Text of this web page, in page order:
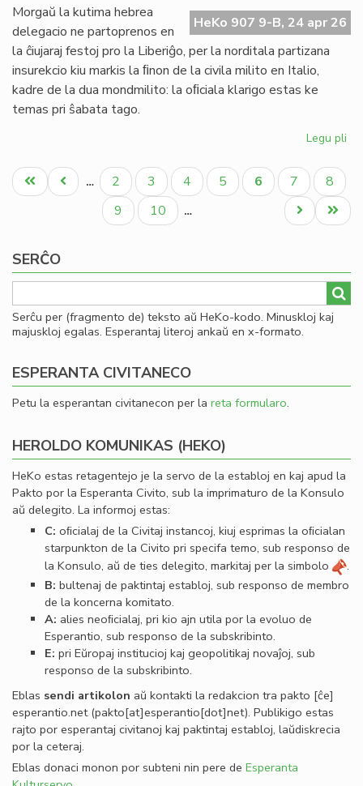
HeKo 907 9-B, 24 apr 26
Morgaŭ la kutima hebrea
delegacio ne partoprenos en
la ĉiujaraj festoj pro la Liberiĝo, per la norditala partizana
insurekcio kiu markis la ﬁnon de la civila milito en Italio,
kadre de la dua mondmilito: la oﬁciala klarigo estas ke
temas pri ŝabata tago.
Legu pli
la
Pagination
Unua
paĝo
Antaŭa
paĝo
… Paĝo
2 Paĝo
3 Paĝo
4 Paĝo
5
Aktuala
paĝo
6 Paĝo
7 Paĝo
8
Paĝo
9 Paĝo
10 …
Last
page
Next
page
SERĈO
Serĉu per (fragmento de) teksto aŭ HeKo-kodo. Minuskloj kaj
majuskloj egalas. Esperantaj literoj ankaŭ en x-formato.
ESPERANTA CIVITANECO
Petu la esperantan civitanecon per la reta formularo.
HEROLDO KOMUNIKAS (HEKO)
HeKo estas retagentejo je la servo de la establoj en kaj apud la
Pakto por la Esperanta Civito, sub la imprimaturo de la Konsulo
aŭ delegito. La informoj estas:
C: oﬁcialaj de la Civitaj instancoj, kiuj esprimas la oﬁcialan
starpunkton de la Civito pri specifa temo, sub responso de
la Konsulo, aŭ de ties delegito, markitaj per la simbolo
.
B: bultenaj de paktintaj establoj, sub responso de membro
de la koncerna komitato.
A: alies neoﬁcialaj, pri kio ajn utila por la evoluo de
Esperantio, sub responso de la subskribinto.
E: pri Eŭropaj institucioj kaj geopolitikaj novaĵoj, sub
responso de la subskribinto.
Eblas sendi artikolon aŭ kontakti la redakcion tra pakto [ĉe]
esperantio.net(pakto[at]esperantio[dot]net). Publikigo estas
rajto por esperantaj civitanoj kaj paktintaj establoj, laŭdiskrecia
por la ceteraj.
Eblas donaci monon por subteni nin pere de Esperanta